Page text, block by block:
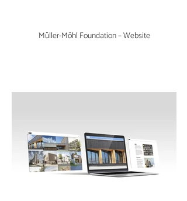
Müller-Möhl Foundation – Website